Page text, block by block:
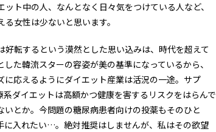
ト中の人、なんとなく日々気をつけている人など、
女性は少ないと思います。
転するという漠然とした思い込みは、時代を超えて
た韓流スターの容姿が美の基準になっているから、
応えるようにダイエット産業は活況の一途。サプ
ダイエットは高額かつ健康を害するリスクをはらんで
とか。今問題の糖尿病患者向けの投薬もそのひと
に入れたい…。絶対推奨はしませんが、私はその欲望